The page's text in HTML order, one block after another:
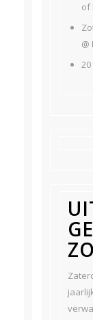
of
20